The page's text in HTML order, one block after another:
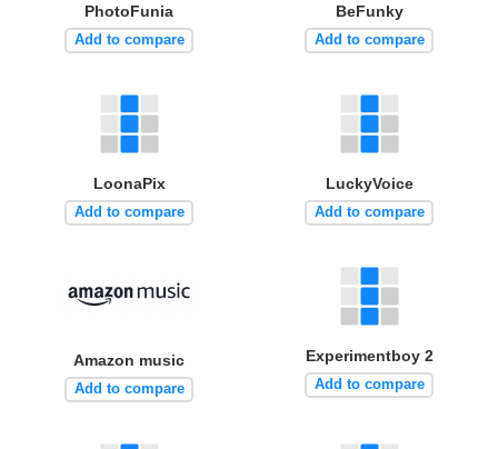
PhotoFunia
Add to compare
BeFunky
Add to compare
LoonaPix
Add to compare
LuckyVoice
Add to compare
Amazon music
Add to compare
Experimentboy 2
Add to compare